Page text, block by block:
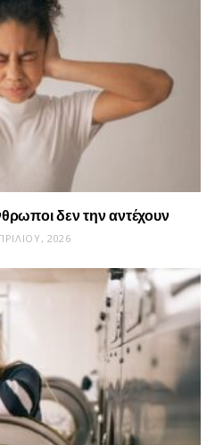
δεν την αντέχουν
2026